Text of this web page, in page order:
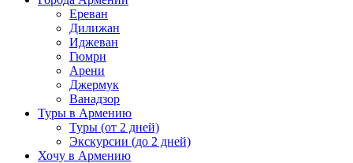
Ереван
Дилижан
Иджеван
Гюмри
Арени
Джермук
Ванадзор
Туры в Армению
Туры (от 2 дней)
Экскурсии (до 2 дней)
Хочу в Армению